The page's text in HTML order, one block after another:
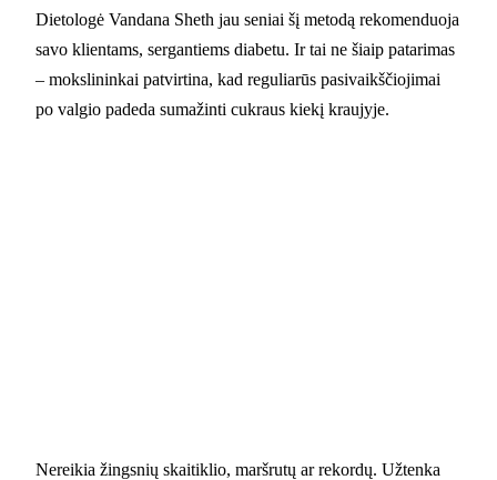
Dietologė Vandana Sheth jau seniai šį metodą rekomenduoja
savo klientams, sergantiems diabetu. Ir tai ne šiaip patarimas
– mokslininkai patvirtina, kad reguliarūs pasivaikščiojimai
po valgio padeda sumažinti cukraus kiekį kraujyje.
Nereikia žingsnių skaitiklio, maršrutų ar rekordų. Užtenka